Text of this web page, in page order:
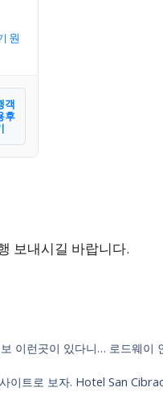
객
후
보내시길 바랍니다.
이런곳이 있다니… 로드웨이
이트로 보자. Hotel San